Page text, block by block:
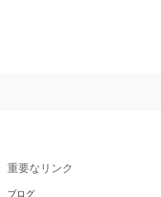
重要なリンク
ブログ